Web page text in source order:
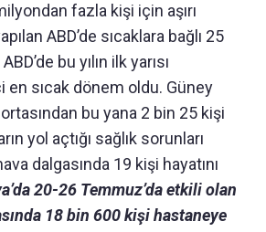
fazla kişi için aşırı
ABD’de sıcaklara bağlı 25
bu yılın ilk yarısı
en sıcak dönem oldu. Güney
ortasından bu yana 2 bin 25 kişi
yol açtığı sağlık sorunları
dalgasında 19 kişi hayatını
20-26 Temmuz’da etkili olan
18 bin 600 kişi hastaneye